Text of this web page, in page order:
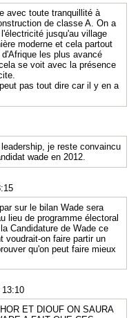
avec toute tranquillité à
de classe A. On a
jusqu'au village
moderne et cela partout
les plus avancé
se voit avec la présence
pas tout dire car il y en a
je reste convaincu
wade en 2012.
sur le bilan Wade sera
lieu de programme électoral
Candidature de Wade ce
voudrait-on faire partir un
qu'on peut faire mieux
13:10
ET DIOUF ON SAURA